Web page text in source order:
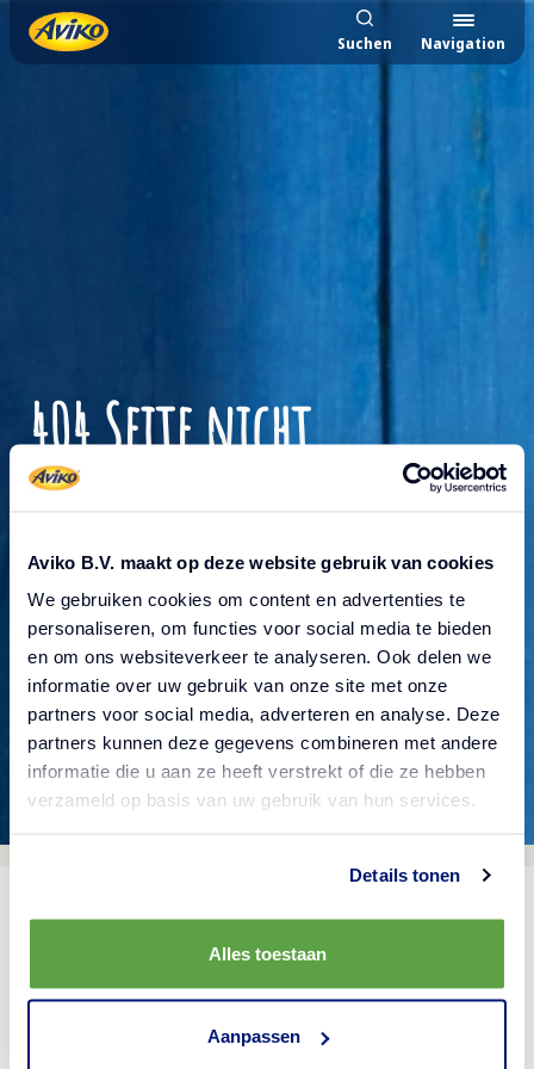
Aviko B.V. maakt op deze website gebruik van cookies
We gebruiken cookies om content en advertenties te
personaliseren, om functies voor social media te bieden
en om ons websiteverkeer te analyseren. Ook delen we
informatie over uw gebruik van onze site met onze
partners voor social media, adverteren en analyse. Deze
partners kunnen deze gegevens combineren met andere
informatie die u aan ze heeft verstrekt of die ze hebben
verzameld op basis van uw gebruik van hun services.
Details tonen
Alles toestaan
Aanpassen
Suchen Navigation
404 Seite nicht
gefunden
Vergewissere dich, die Adresse richtig eingegeben
zu haben. Gehe zurück zur vorherigen Seite oder
benutze unsere Suchfunktion, um etwas
Bestimmtes zu finden.